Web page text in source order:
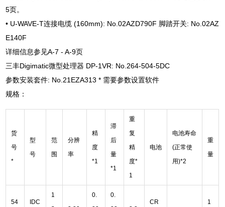
5页。
• U-WAVE-T连接电缆 (160mm): No.02AZD790F 脚踏开关: No.02AZ
E140F
详细信息参见A-7 - A-9页
三丰Digimatic微型处理器 DP-1VR: No.264-504-5DC
参数安装套件: No.21EZA313 * 需要参数设置软件
规格：
货
号
*
型
号
范
围
分辨
率
精
度
*1
滞
后
量
*1
重
复
精
度*
1
电池
电池寿命
(正常使
用)*2
重
量
54
IDC
1
0.
0.
CR
1